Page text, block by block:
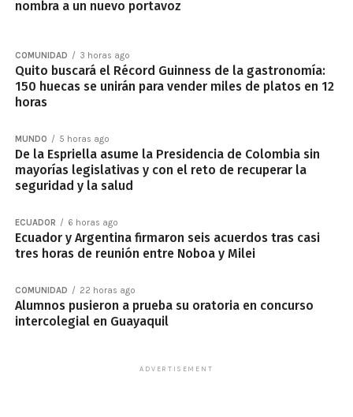
nombra a un nuevo portavoz
COMUNIDAD 3 horas ago
Quito buscará el Récord Guinness de la gastronomía:
150 huecas se unirán para vender miles de platos en 12
horas
MUNDO 5 horas ago
De la Espriella asume la Presidencia de Colombia sin
mayorías legislativas y con el reto de recuperar la
seguridad y la salud
ECUADOR 6 horas ago
Ecuador y Argentina firmaron seis acuerdos tras casi
tres horas de reunión entre Noboa y Milei
COMUNIDAD 22 horas ago
Alumnos pusieron a prueba su oratoria en concurso
intercolegial en Guayaquil
ADVERTISEMENT